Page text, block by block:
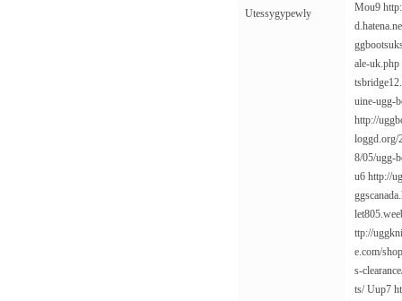
Utessygypewly Mou9
ale-uk.php
uine-ugg-
http://
loggd.org/
8/05/ugg-
u6 http://
ttp://
e.com/
s-
ts/Uup7